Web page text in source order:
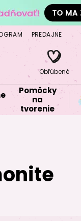
PREDAJNE
Obľúbené
Pomôcky
na
tvorenie